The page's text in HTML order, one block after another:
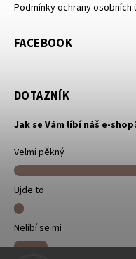
Podmínky ochrany osobních
FACEBOOK
DOTAZNÍK
Jak se Vám líbí náš e-
Velmi pěkný
Ujde to
Nelíbí se mi